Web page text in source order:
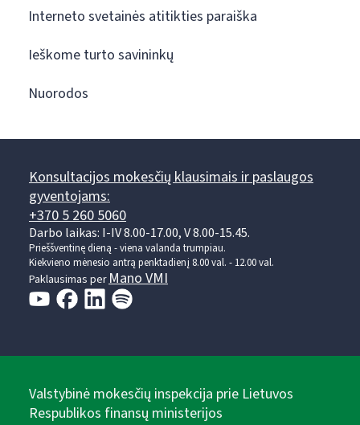
Interneto svetainės atitikties paraiška
Ieškome turto savininkų
Nuorodos
Konsultacijos mokesčių klausimais ir paslaugos
gyventojams:
+370 5 260 5060
Darbo laikas: I-IV 8.00-17.00, V 8.00-15.45.
Prieššventinę dieną - viena valanda trumpiau.
Kiekvieno mėnesio antrą penktadienį 8.00 val. - 12.00 val.
Paklausimas perMano VMI
Valstybinė mokesčių inspekcija prie Lietuvos
Respublikos finansų ministerijos